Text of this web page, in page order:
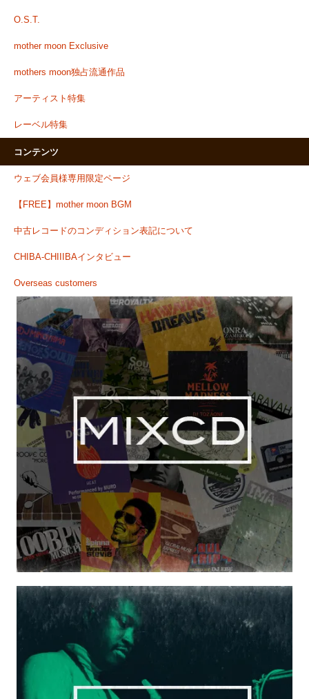
O.S.T.
mother moon Exclusive
mothers moon独占流通作品
アーティスト特集
レーベル特集
コンテンツ
ウェブ会員様専用限定ページ
【FREE】mother moon BGM
中古レコードのコンディション表記について
CHIBA-CHIIIBAインタビュー
Overseas customers